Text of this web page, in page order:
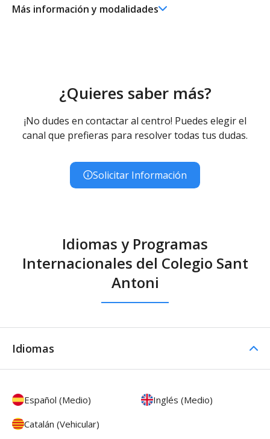
Más información y modalidades
Educación Especial
Educación Básica Obligatoria para Alumnos con
(Presencial)
¿Quieres saber más?
¡No dudes en contactar al centro! Puedes elegir el
canal que prefieras para resolver todas tus dudas.
Solicitar Información
Idiomas y Programas
Internacionales del Colegio Sant
Antoni
Idiomas
Español (Medio)
Inglés (Medio)
Catalán (Vehicular)